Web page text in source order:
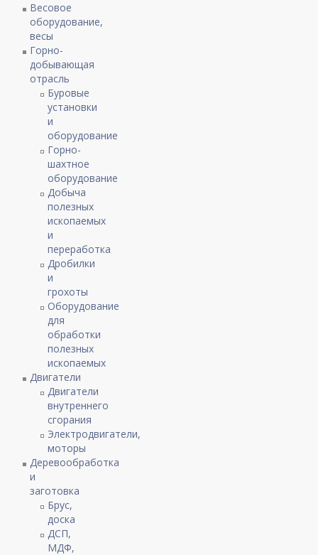
Весовое
оборудование,
весы
Горно-
добывающая
отрасль
Буровые
установки
и
оборудование
Горно-
шахтное
оборудование
Добыча
полезных
ископаемых
и
переработка
Дробилки
и
грохоты
Оборудование
для
обработки
полезных
ископаемых
Двигатели
Двигатели
внутреннего
сгорания
Электродвигатели,
моторы
Деревообработка
и
заготовка
Брус,
доска
ДСП,
МДФ,